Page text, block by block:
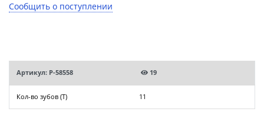
Сообщить о поступлении
Артикул: P-58558 19
Кол-во зубов (T) 11